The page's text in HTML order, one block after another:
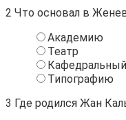
2 Что основал в
Академию
Театр
Типографию
3 Где родился Жан